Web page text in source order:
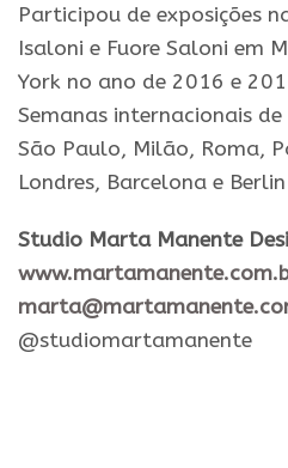
Participou de exposições
Isaloni e Fuore Saloni em
York no ano de 2016 e
Semanas internacionais
São Paulo, Milão, Roma,
Londres, Barcelona e
Studio Marta Manente
@studiomartamanente